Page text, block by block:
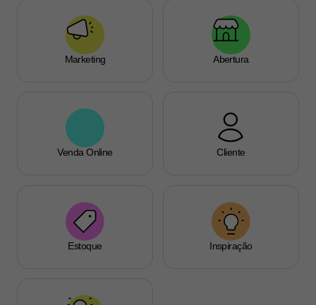
Marketing Abertura
Venda Online Cliente
Estoque Inspiração